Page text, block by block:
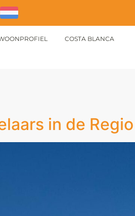
COSTA BLANCA
in de